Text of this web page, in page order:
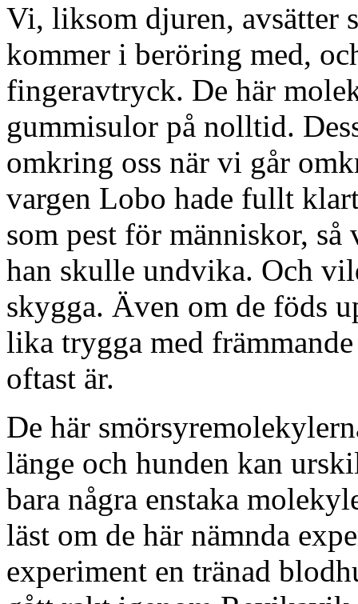
Vi, liksom djuren, avsätter
kommer i beröring med,
fingeravtryck. De här
gummisulor på nolltid.
omkring oss när vi går
vargen Lobo hade fullt
som pest för människor,
han skulle undvika. Och
skygga. Även om de föds
lika trygga med
oftast är.
De här
länge och hunden kan
bara några enstaka
läst om de här nämnda
experiment en tränad